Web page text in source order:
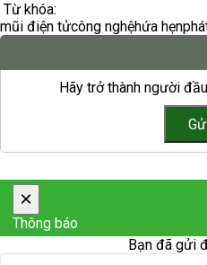
Từ khóa:
mũi điện tửcông nghệhứa hẹn
Hãy trở thành người
×
Thông báo
Bạn đã gửi